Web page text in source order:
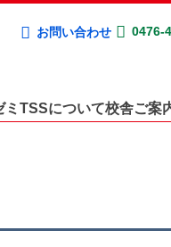
お問い合わせ 0476-
ミ TSSについて校舎ご案